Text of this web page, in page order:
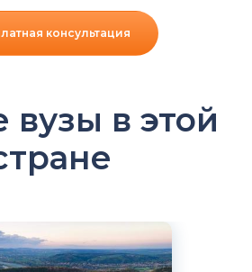
консультация
вузы в этой